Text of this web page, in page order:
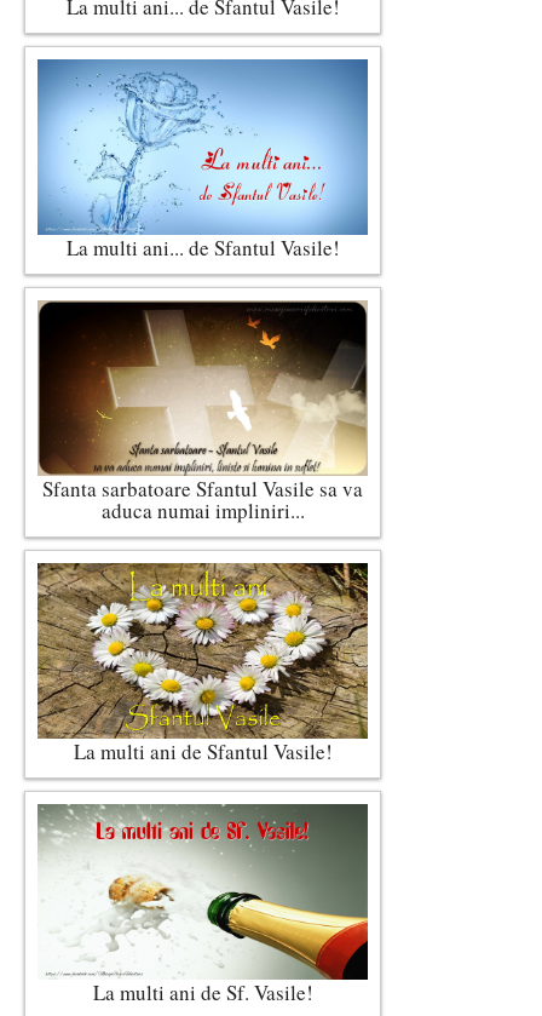
La multi ani... de Sfantul Vasile!
La multi ani... de Sfantul Vasile!
Sfanta sarbatoare Sfantul Vasile sa va
aduca numai impliniri...
La multi ani de Sfantul Vasile!
La multi ani de Sf. Vasile!